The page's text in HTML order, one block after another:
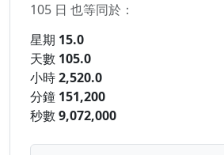
105 日 也等同於：
星期 15.0
天數 105.0
小時2,520.0
分鐘 151,200
秒數 9,072,000